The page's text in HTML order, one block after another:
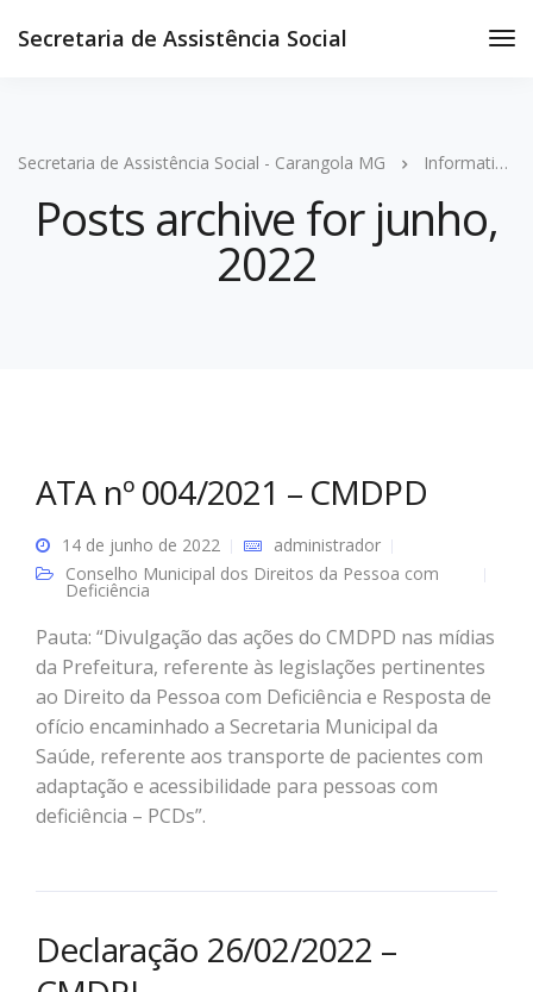
Secretaria de Assistência Social
Secretaria de Assistência Social - Carangola MG Informativos
Posts archive for junho,
2022
ATA nº 004/2021 – CMDPD
14 de junho de 2022
administrador
Conselho Municipal dos Direitos da Pessoa com
Deficiência
Pauta: “Divulgação das ações do CMDPD nas mídias
da Prefeitura, referente às legislações pertinentes
ao Direito da Pessoa com Deficiência e Resposta de
ofício encaminhado a Secretaria Municipal da
Saúde, referente aos transporte de pacientes com
adaptação e acessibilidade para pessoas com
deficiência – PCDs”.
Declaração 26/02/2022 –